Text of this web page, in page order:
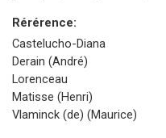
Rérérence:
Castelucho-Diana
Derain (André)
Lorenceau
Matisse (Henri)
Vlaminck (de) (Maurice)